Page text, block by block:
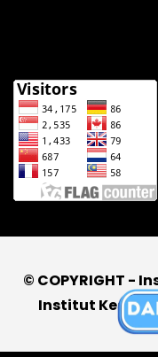
© COPYRIGHT -
Institut